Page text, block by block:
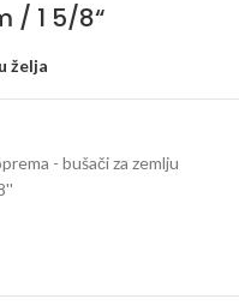
/ 1 5/8“
želja
- bušači za zemlju